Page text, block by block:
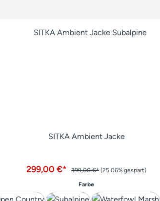
SITKA Ambient Jacke
299,00 €* 399,00 €* (25.06% gespart)
Farbeauswählen